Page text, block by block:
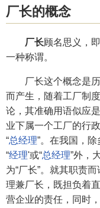
厂长的概念
厂长顾名思义，
一种称谓。
厂长这个概念是历
而产生，随着工厂制
论，其准确用语似应
业下属一个工厂的行
“总经理”。在我国，
“经理'或“总经理”外，
为“厂长”。就其职责
理兼厂长，既担负着
营企业的责任，同时